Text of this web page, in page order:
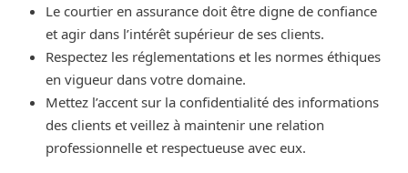
Le courtier en assurance doit être digne de confiance
et agir dans l’intérêt supérieur de ses clients.
Respectez les réglementations et les normes éthiques
en vigueur dans votre domaine.
Mettez l’accent sur la confidentialité des informations
des clients et veillez à maintenir une relation
professionnelle et respectueuse avec eux.